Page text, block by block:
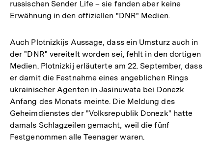
russischen Sender Life – sie fanden aber keine
Erwähnung in den offiziellen "DNR" Medien.
Auch Plotnizkijs Aussage, dass ein Umsturz auch in
der "DNR" vereitelt worden sei, fehlt in den dortigen
Medien. Plotnizkij erläuterte am 22. September, dass
er damit die Festnahme eines angeblichen Rings
ukrainischer Agenten in Jasinuwata bei Donezk
Anfang des Monats meinte. Die Meldung des
Geheimdienstes der "Volksrepublik Donezk" hatte
damals Schlagzeilen gemacht, weil die fünf
Festgenommen alle Teenager waren.